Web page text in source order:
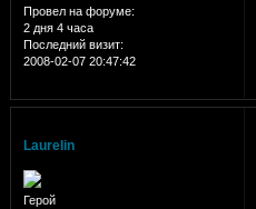
Провел на форуме:
2 дня 4 часа
Последний визит:
2008-02-07 20:47:42
Laurelin
Герой